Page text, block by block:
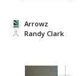
Randy Clark
Arrowz